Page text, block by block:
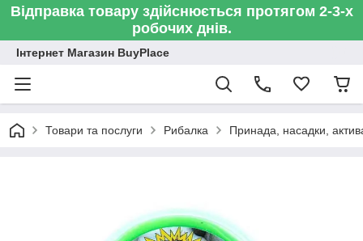
Відправка товару здійснюється протягом 2-3-х
робочих днів.
Інтернет Магазин BuyPlace
Товари та послуги Рибалка Принада, насадки,